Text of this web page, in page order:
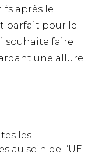
après le
parfait pour le
souhaite faire
une allure
les
au sein de l’UE